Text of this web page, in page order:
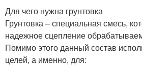
Для чего нужна грунтовка
Грунтовка – специальная смесь,
надежное сцепление
Помимо этого данный состав
целей, а именно, для: